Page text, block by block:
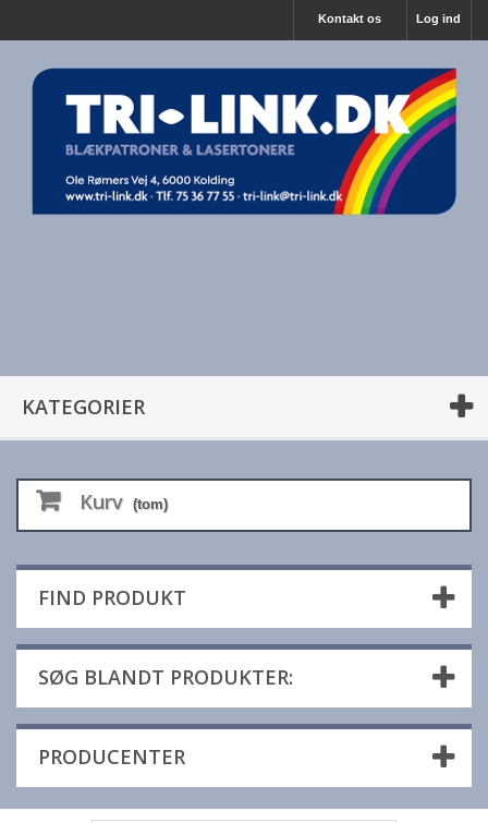
Log ind
Kontakt os
KATEGORIER
Kurv (tom)
FIND PRODUKT
SØG BLANDT PRODUKTER:
PRODUCENTER